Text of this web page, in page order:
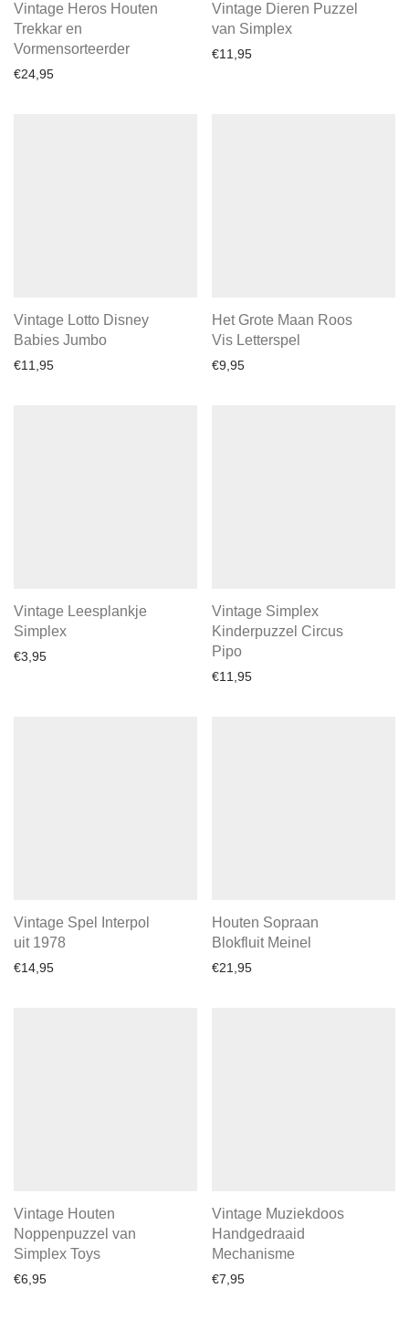
Vintage Heros Houten
Trekkar en
Vormensorteerder
€24,95
Vintage Dieren Puzzel
van Simplex
€11,95
Vintage Lotto Disney
Babies Jumbo
€11,95
Het Grote Maan Roos
Vis Letterspel
€9,95
Vintage Leesplankje
Simplex
€3,95
Vintage Simplex
Kinderpuzzel Circus
Pipo
€11,95
Vintage Spel Interpol
uit 1978
€14,95
Houten Sopraan
Blokfluit Meinel
€21,95
Vintage Houten
Noppenpuzzel van
Simplex Toys
€6,95
Vintage Muziekdoos
Handgedraaid
Mechanisme
€7,95